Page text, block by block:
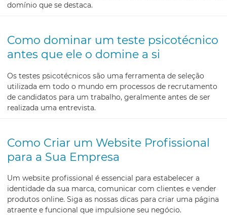
domínio que se destaca.
Como dominar um teste psicotécnico
antes que ele o domine a si
Os testes psicotécnicos são uma ferramenta de seleção
utilizada em todo o mundo em processos de recrutamento
de candidatos para um trabalho, geralmente antes de ser
realizada uma entrevista.
Como Criar um Website Profissional
para a Sua Empresa
Um website profissional é essencial para estabelecer a
identidade da sua marca, comunicar com clientes e vender
produtos online. Siga as nossas dicas para criar uma página
atraente e funcional que impulsione seu negócio.